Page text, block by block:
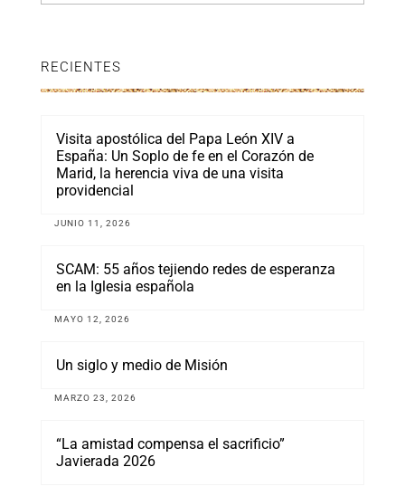
RECIENTES
Visita apostólica del Papa León XIV a
España: Un Soplo de fe en el Corazón de
Marid, la herencia viva de una visita
providencial
JUNIO 11, 2026
SCAM: 55 años tejiendo redes de esperanza
en la Iglesia española
MAYO 12, 2026
Un siglo y medio de Misión
MARZO 23, 2026
“La amistad compensa el sacrificio”
Javierada 2026